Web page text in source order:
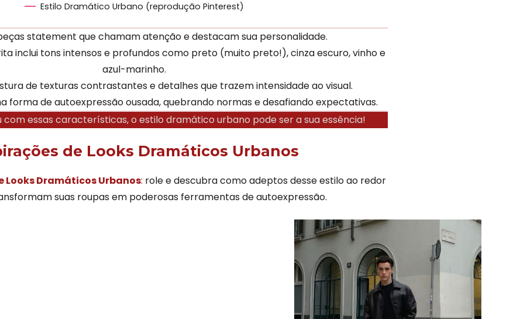
Estilo Dramático Urbano (reprodução Pinterest)
statement que chamam atenção e destacam sua personalidade.
inclui tons intensos e profundos como preto (muito preto!), cinza escuro, vinho e
azul-marinho.
de texturas contrastantes e detalhes que trazem intensidade ao visual.
forma de autoexpressão ousada, quebrando normas e desafiando expectativas.
com essas características, o estilo dramático urbano pode ser a sua essência!
de Looks Dramáticos Urbanos
Looks Dramáticos Urbanos: role e descubra como adeptos desse estilo ao redor
suas roupas em poderosas ferramentas de autoexpressão.